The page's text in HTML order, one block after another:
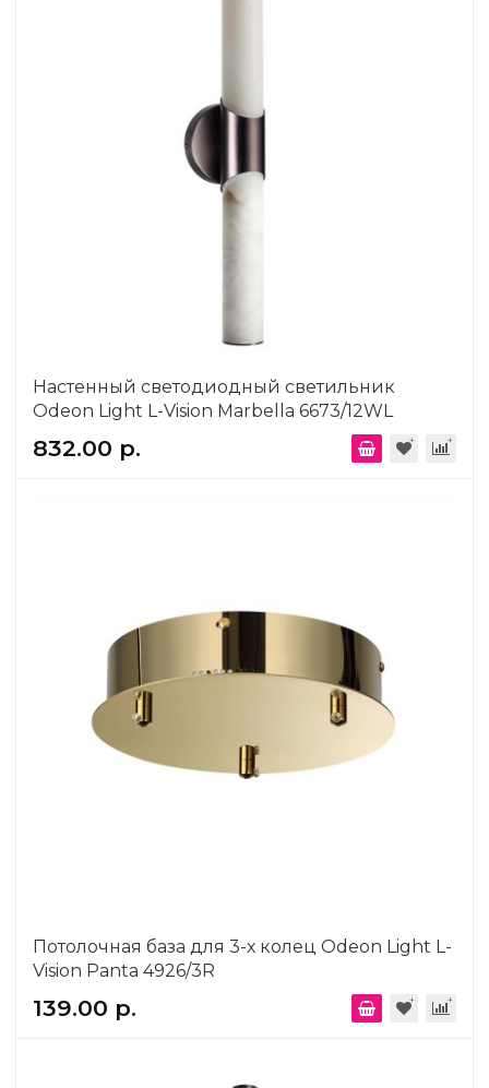
Настенный светодиодный светильник
Odeon Light L-Vision Marbella 6673/12WL
832.00 р.
Потолочная база для 3-х колец Odeon Light L-
Vision Panta 4926/3R
139.00 р.